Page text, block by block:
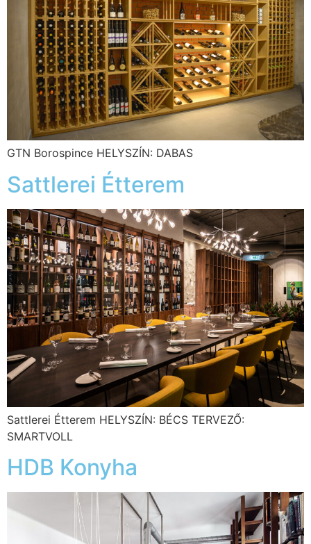
GTN Borospince HELYSZÍN: DABAS
Sattlerei Étterem
Sattlerei Étterem HELYSZÍN: BÉCS TERVEZŐ:
SMARTVOLL
HDB Konyha